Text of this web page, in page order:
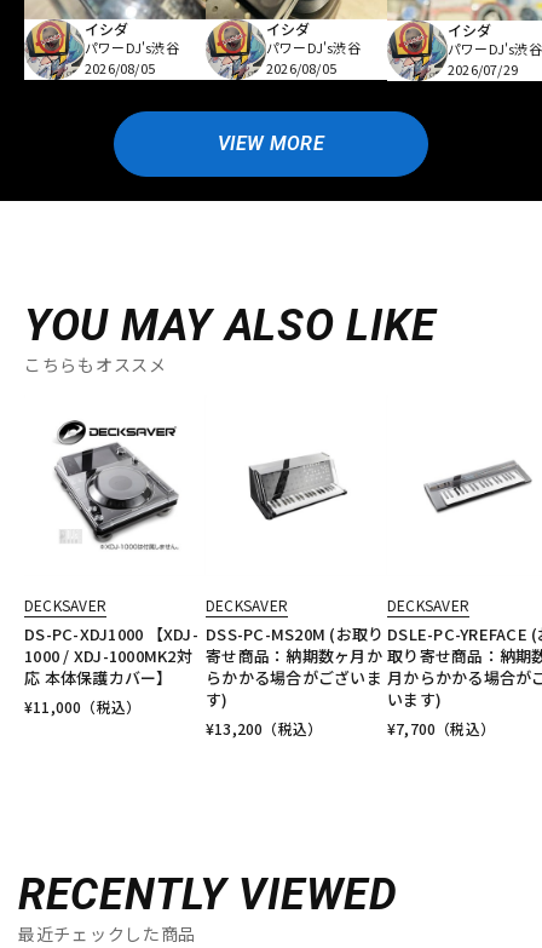
イシダ
パワーDJ's渋谷
2026/08/05
イシダ
パワーDJ's渋谷
2026/08/05
イシダ
パワーDJ's渋谷
2026/07/29
VIEW MORE
YOU MAY ALSO LIKE
こちらもオススメ
DECKSAVER
DS-PC-XDJ1000 【XDJ-
1000 / XDJ-1000MK2対
応 本体保護カバー】
¥11,000 （税込）
DECKSAVER
DSS-PC-MS20M (お取り
寄せ商品：納期数ヶ月か
らかかる場合がございま
す)
¥13,200 （税込）
DECKSAVER
DSLE-PC-YREFACE
取り寄せ商品：納期
月からかかる場合が
います)
¥7,700 （税込）
RECENTLY VIEWED
最近チェックした商品